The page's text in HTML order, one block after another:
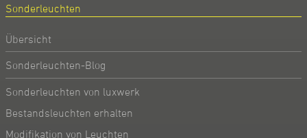
Sonderleuchten
Übersicht
Sonderleuchten-Blog
Sonderleuchten von luxwerk
Bestandsleuchten erhalten
Modifikation von Leuchten